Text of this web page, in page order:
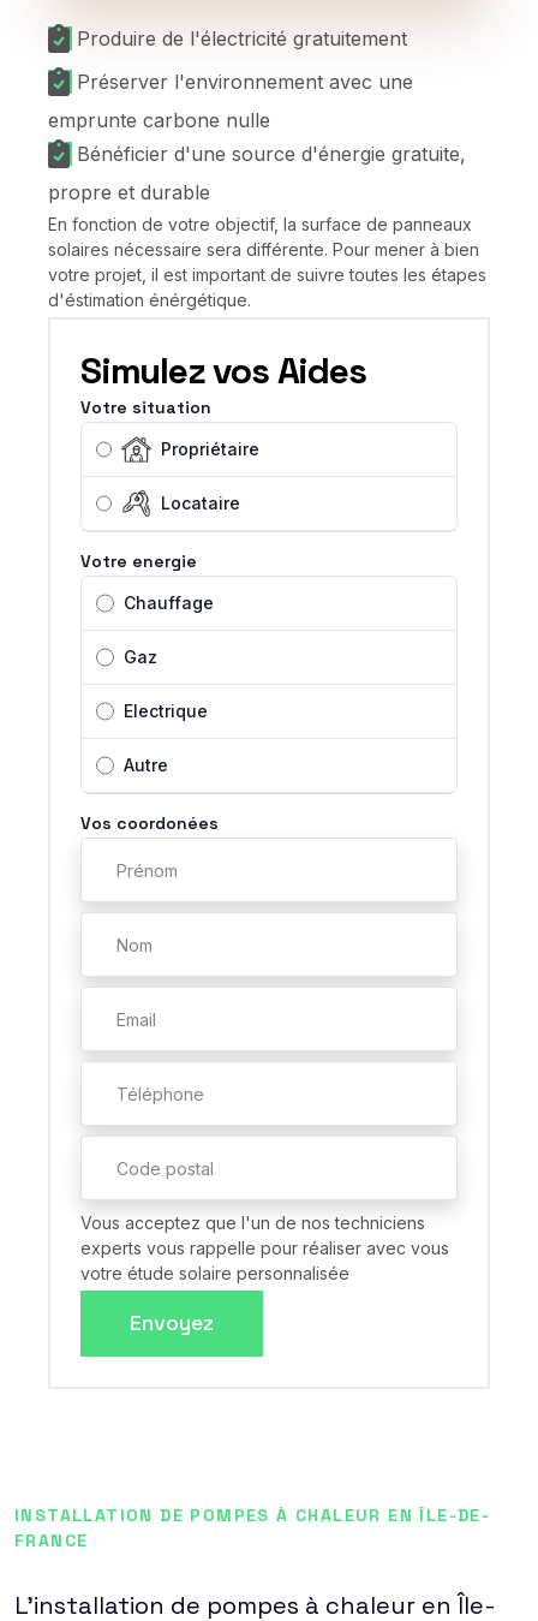
Produire de l'électricité gratuitement
Préserver l'environnement avec une
emprunte carbone nulle
Bénéficier d'une source d'énergie gratuite,
propre et durable
En fonction de votre objectif, la surface de panneaux
solaires nécessaire sera différente. Pour mener à bien
votre projet, il est important de suivre toutes les étapes
d'éstimation énérgétique.
Simulez vos Aides
Votre situation
Propriétaire
Locataire
Votre energie
Chauffage
Gaz
Electrique
Autre
Vos coordonées
Vous acceptez que l'un de nos techniciens
experts vous rappelle pour réaliser avec vous
votre étude solaire personnalisée
Envoyez
INSTALLATION DE POMPES À CHALEUR EN ÎLE-DE-
FRANCE
L'installation de pompes à chaleur en Île-